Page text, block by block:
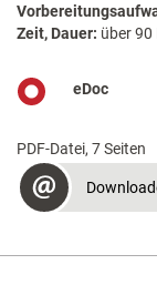
Zeit, Dauer: über 90
eDoc
PDF-Datei, 7 Seiten